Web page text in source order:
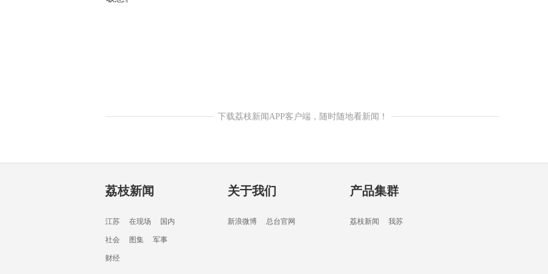
下载荔枝新闻APP客户端，随时随地看新闻！
荔枝新闻
江苏 在现场 国内
社会 图集 军事
财经
关于我们
新浪微博 总台官网
产品集群
荔枝新闻 我苏